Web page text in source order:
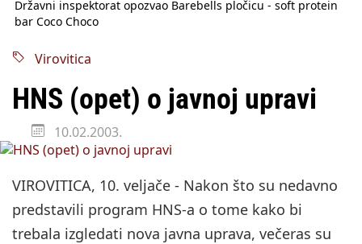
bar Coco Choco
Sabor u srijedu o SLAPP tužbama
Izmjene Zakona o visokom obrazovanju, profesori rade do 67.
Sindikati traže zaštitu plaća od inflacije, Ćorić pregovore
najavio za jesen
Državni tajnik Rukavina: Hrvatska ima 3,6 milijuna birača
HŽ Infrastruktura: Nesreće na željezničkim prijelazima
prepolovljene
Virovitica
HNS (opet) o javnoj upravi
10.02.2003.
VIROVITICA, 10. veljače - Nakon što su nedavno
predstavili program HNS-a o tome kako bi
trebala izgledati nova javna uprava, večeras su